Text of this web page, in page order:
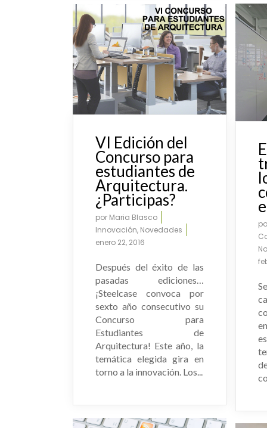
VI Edición del
Concurso para
estudiantes de
Arquitectura.
¿Participas?
por Maria Blasco
Innovación, Novedades
enero 22, 2016
Después del éxito de las
pasadas ediciones…
¡Steelcase convoca por
sexto año consecutivo su
Concurso para
Estudiantes de
Arquitectura! Este año, la
temática elegida gira en
torno a la innovación. Los...